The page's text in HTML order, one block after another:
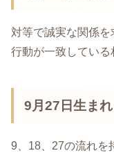
対等で誠実な関係
行動が一致している
9月27日生ま
9、18、27の流れを